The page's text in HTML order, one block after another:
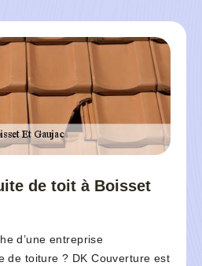
de toit à Boisset
d’une entreprise
de toiture ? DK Couverture est